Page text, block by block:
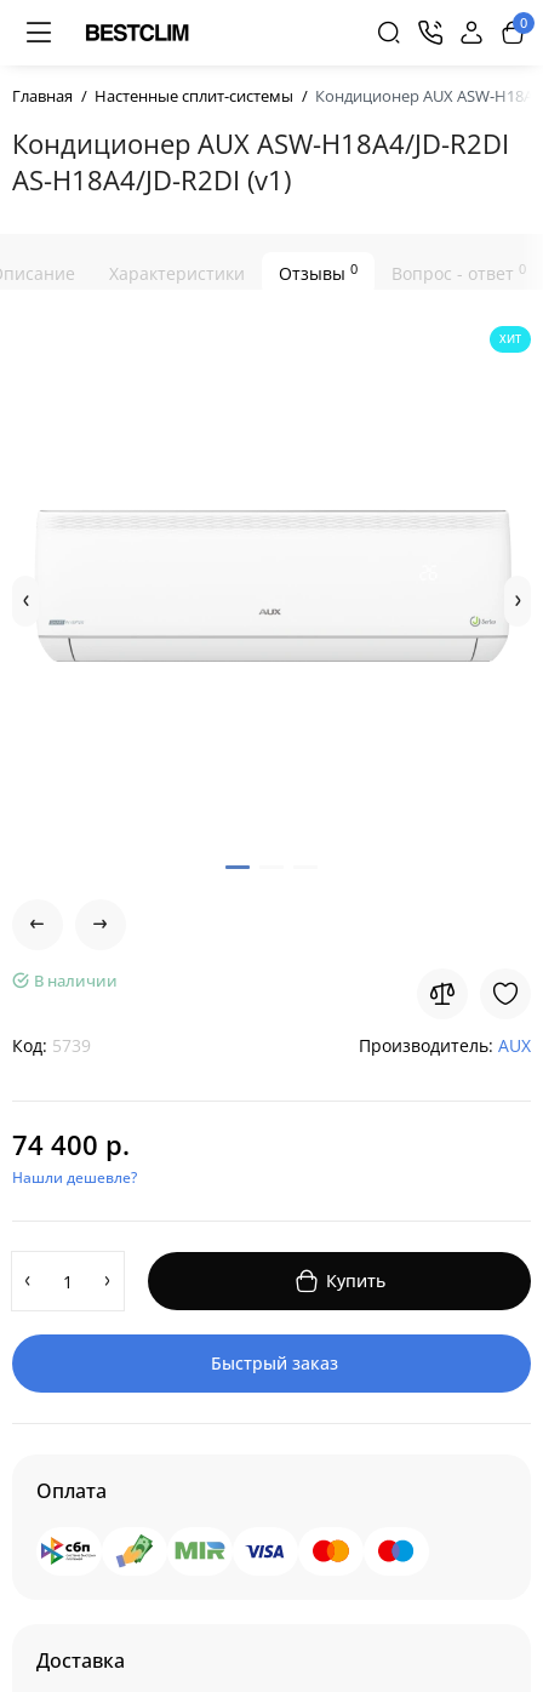
0
Главная Настенные сплит-системы Кондиционер AUX ASW-
Кондиционер AUX ASW-H18A4/JD-R2DI
AS-H18A4/JD-R2DI (v1)
Характеристики Отзывы 0 Вопрос - ответ 0
ХИТ
В наличии
Код: 5739 Производитель: AUX
74 400 р.
Нашли дешевле?
Купить
Быстрый заказ
Оплата
Доставка